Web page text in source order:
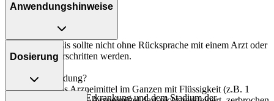
Anwendungshinweise
Die Gesamtdosis sollte nicht ohne Rücksprache mit einem Arzt oder
Apotheker überschritten werden.
Art der Anwendung?
Nehmen Sie das Arzneimittel im Ganzen mit Flüssigkeit (z.B. 1
Dosierung
Abhängig von Ihrer Erkrankung und dem Stadium der